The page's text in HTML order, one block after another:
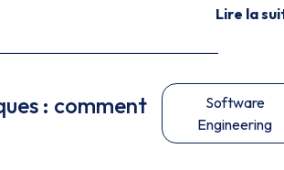
Lire la
: comment
Software
Engineering